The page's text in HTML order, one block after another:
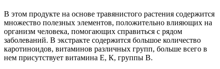
В этом продукте на основе травянистого растения содержится
множество полезных элементов, положительно влияющих на
организм человека, помогающих справиться с рядом
заболеваний. В экстракте содержится большое количество
каротиноидов, витаминов различных групп, больше всего в
нем присутствует витамина Е, К, группы В.